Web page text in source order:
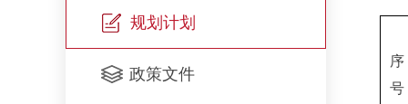
规划计划
政策文件
序
号